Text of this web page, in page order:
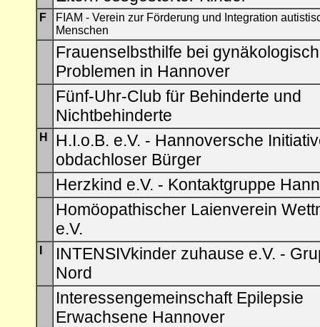
F
FIAM - Verein zur Förderung und Integration
Menschen
Frauenselbsthilfe bei
Problemen in Hannover
Fünf-Uhr-Club für Behinderte und
Nichtbehinderte
H
H.I.o.B. e.V. - Hannoversche
obdachloser Bürger
Herzkind e.V. - Kontaktgruppe
Homöopathischer Laienverein
e.V.
INTENSIVkinder zuhause e.V. -
Nord
Interessengemeinschaft Epilepsie
Erwachsene Hannover